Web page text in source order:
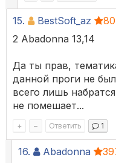
15. BestSoft_az 80
2 Abadonna 13,14
Да ты прав,
данной проги не
всего лишь
не помешает...
+ – Ответить 1
16. Abadonna